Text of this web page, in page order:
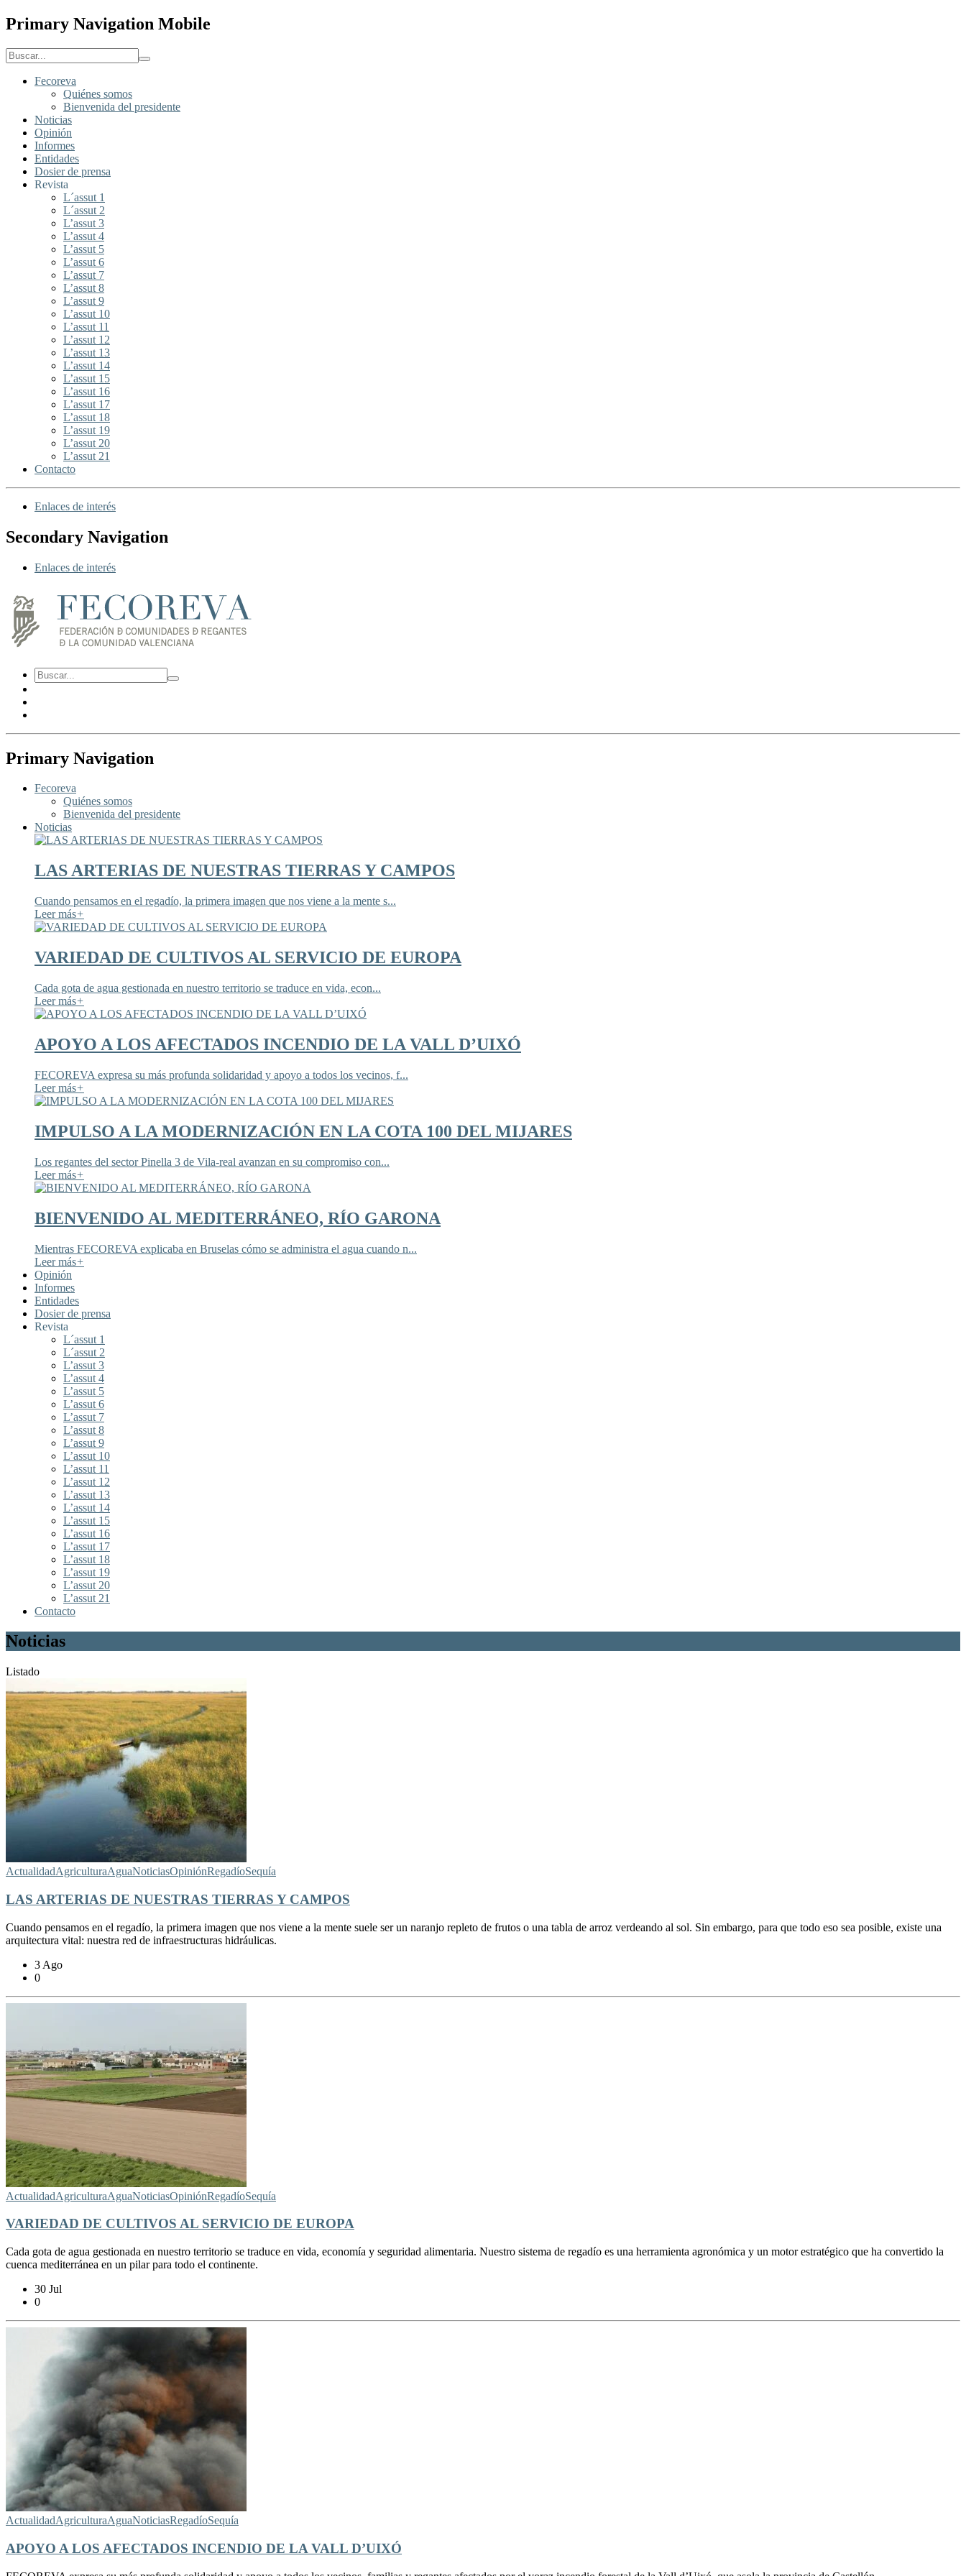
Primary Navigation Mobile
Fecoreva
Quiénes somos
Bienvenida del presidente
Noticias
Opinión
Informes
Entidades
Dosier de prensa
Revista
L´assut 1
L´assut 2
L’assut 3
L’assut 4
L’assut 5
L’assut 6
L’assut 7
L’assut 8
L’assut 9
L’assut 10
L’assut 11
L’assut 12
L’assut 13
L’assut 14
L’assut 15
L’assut 16
L’assut 17
L’assut 18
L’assut 19
L’assut 20
L’assut 21
Contacto
Enlaces de interés
Secondary Navigation
Enlaces de interés
Primary Navigation
Fecoreva
Quiénes somos
Bienvenida del presidente
Noticias
LAS ARTERIAS DE NUESTRAS TIERRAS Y CAMPOS
Cuando pensamos en el regadío, la primera imagen que nos viene a la mente s...
Leer más+
VARIEDAD DE CULTIVOS AL SERVICIO DE EUROPA
Cada gota de agua gestionada en nuestro territorio se traduce en vida, econ...
Leer más+
APOYO A LOS AFECTADOS INCENDIO DE LA VALL D’UIXÓ
FECOREVA expresa su más profunda solidaridad y apoyo a todos los vecinos, f...
Leer más+
IMPULSO A LA MODERNIZACIÓN EN LA COTA 100 DEL MIJARES
Los regantes del sector Pinella 3 de Vila-real avanzan en su compromiso con...
Leer más+
BIENVENIDO AL MEDITERRÁNEO, RÍO GARONA
Mientras FECOREVA explicaba en Bruselas cómo se administra el agua cuando n...
Leer más+
Opinión
Informes
Entidades
Dosier de prensa
Revista
L´assut 1
L´assut 2
L’assut 3
L’assut 4
L’assut 5
L’assut 6
L’assut 7
L’assut 8
L’assut 9
L’assut 10
L’assut 11
L’assut 12
L’assut 13
L’assut 14
L’assut 15
L’assut 16
L’assut 17
L’assut 18
L’assut 19
L’assut 20
L’assut 21
Contacto
Noticias
Listado
ActualidadAgriculturaAguaNoticiasOpiniónRegadíoSequía
LAS ARTERIAS DE NUESTRAS TIERRAS Y CAMPOS
Cuando pensamos en el regadío, la primera imagen que nos viene a la mente suele ser un naranjo repleto de frutos o una tabla de arroz verdeando al sol. Sin embargo, para que todo eso sea posible, existe una
arquitectura vital: nuestra red de infraestructuras hidráulicas.
3 Ago
0
ActualidadAgriculturaAguaNoticiasOpiniónRegadíoSequía
VARIEDAD DE CULTIVOS AL SERVICIO DE EUROPA
Cada gota de agua gestionada en nuestro territorio se traduce en vida, economía y seguridad alimentaria. Nuestro sistema de regadío es una herramienta agronómica y un motor estratégico que ha convertido la
cuenca mediterránea en un pilar para todo el continente.
30 Jul
0
ActualidadAgriculturaAguaNoticiasRegadíoSequía
APOYO A LOS AFECTADOS INCENDIO DE LA VALL D’UIXÓ